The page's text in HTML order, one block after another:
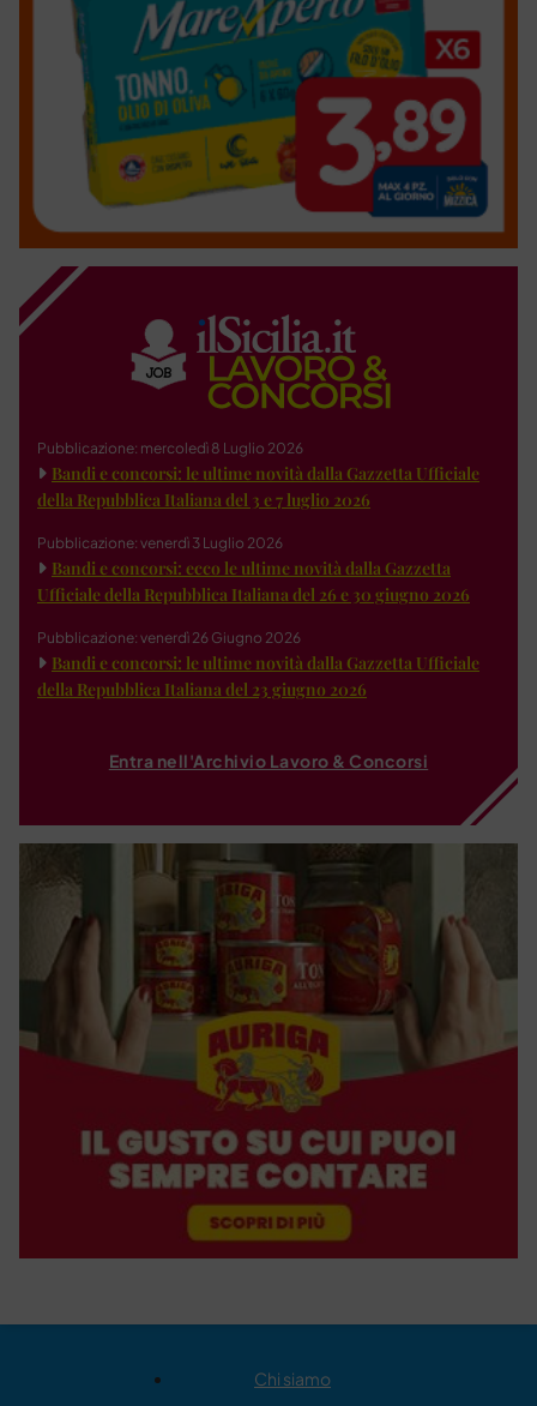
Pubblicazione: mercoledì 8 Luglio 2026
Bandi e concorsi: le ultime novità dalla Gazzetta Ufficiale
della Repubblica Italiana del 3 e 7 luglio 2026
Pubblicazione: venerdì 3 Luglio 2026
Bandi e concorsi: ecco le ultime novità dalla Gazzetta
Ufficiale della Repubblica Italiana del 26 e 30 giugno 2026
Pubblicazione: venerdì 26 Giugno 2026
Bandi e concorsi: le ultime novità dalla Gazzetta Ufficiale
della Repubblica Italiana del 23 giugno 2026
Entra nell'Archivio Lavoro & Concorsi
Chi siamo